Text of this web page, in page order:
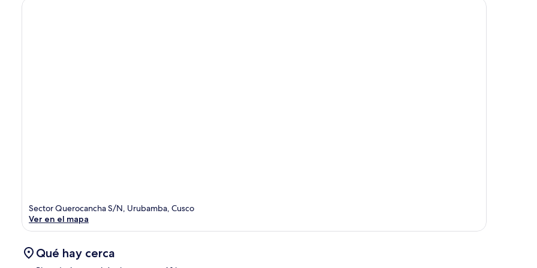
Sector Querocancha S/N, Urubamba, Cusco
Ver en el mapa
Qué hay cerca